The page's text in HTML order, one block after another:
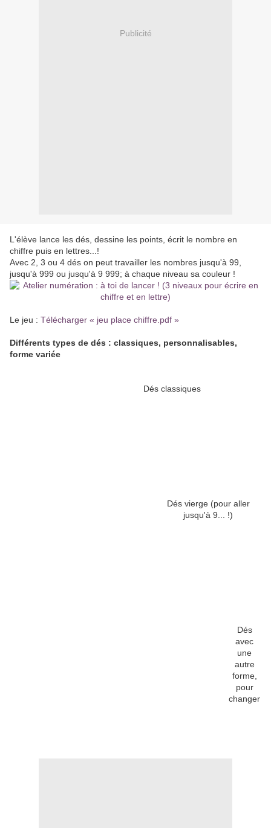
Publicité
L'élève lance les dés, dessine les points, écrit le nombre en
chiffre puis en lettres...!
Avec 2, 3 ou 4 dés on peut travailler les nombres jusqu'à 99,
jusqu'à 999 ou jusqu'à 9 999; à chaque niveau sa couleur !
Le jeu : Télécharger « jeu place chiffre.pdf »
Différents types de dés : classiques, personnalisables,
forme variée
Dés classiques
Dés vierge (pour aller
jusqu'à 9... !)
Dés
avec
une
autre
forme,
pour
changer